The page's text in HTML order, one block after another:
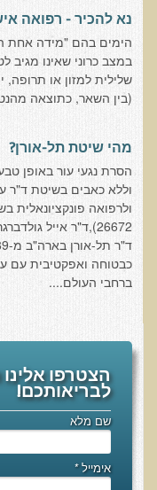
רכישת סדנת פליאו-
נפש בריאה במוח בריא
רכישת סדנת נפש בריאה
המזון: תרופה או מניעה
רכישת סדנת המזון: תרופה
מתכות רעילות
רכישת סדנת מתכות רעילות
רכישת סדנת האבחון
מחלות כלי דם ולב
הקרינה והשדות
נא להכיר - רפואה
הימים בהם "מידה אחת
במצב כרוני שאינו מגיב
שלילית למזון או תרופה,
(בין השאר, כתוצאה
מהי שיטת תל-אורן?
הסרת נגעי עור באופן
כבטוחה ואפקטיבית עם
ברחבי העולם....
הצטרפו
לבריאותכם!
שם מלא
אימייל*